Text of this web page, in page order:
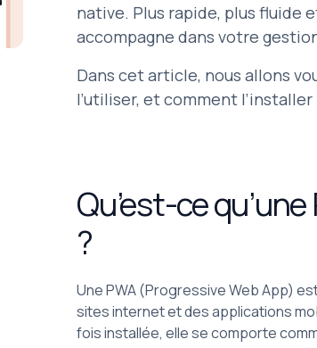
native. Plus rapide, plus fluide
accompagne dans votre
Dans cet article, nous allons
l’utiliser, et comment
Qu’est-ce
?
Une PWA (Progressive Web App)
sites internet et des applications
fois installée, elle se comporte